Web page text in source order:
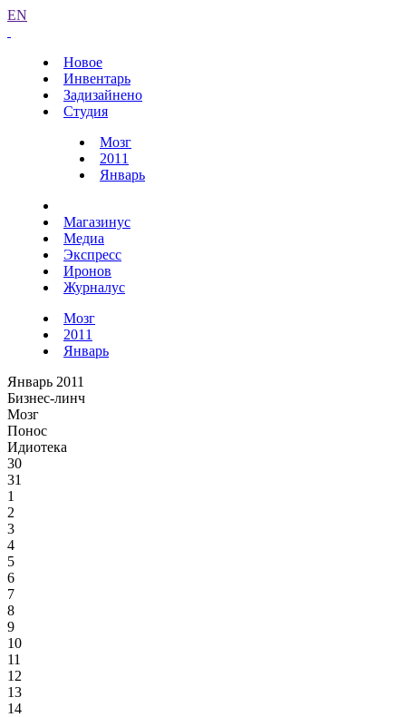
EN
Новое
Инвентарь
Задизайнено
Студия
Мозг
2011
Январь
Магазинус
Медиа
Экспресс
Иронов
Журналус
Мозг
2011
Январь
Январь 2011
Бизнес-линч
Мозг
Понос
Идиотека
30
31
1
2
3
4
5
6
7
8
9
10
11
12
13
14